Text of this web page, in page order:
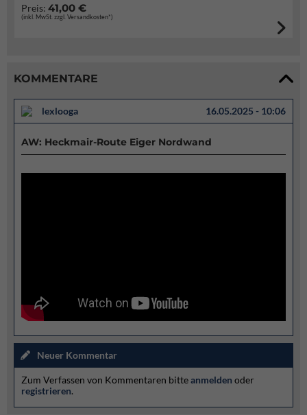
Preis: 41,00 €
(inkl. MwSt. zzgl. Versandkosten*)
KOMMENTARE
lexlooga 16.05.2025 - 10:06
AW: Heckmair-Route Eiger Nordwand
Neuer Kommentar
Zum Verfassen von Kommentaren bitteanmelden oder
registrieren.